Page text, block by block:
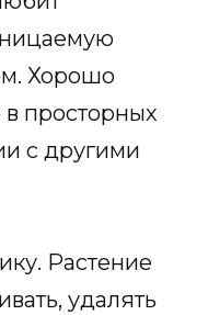
Хорошо
просторных
с другими
Растение
удалять